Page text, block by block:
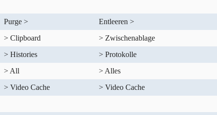
Purge >
Entleeren >
> Clipboard
> Zwischenablage
> Histories
> Protokolle
> All
> Alles
> Video Cache
> Video Cache